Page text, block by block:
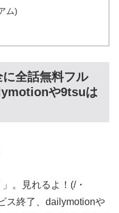
ム)
に全話無料フル
や9tsuは
。見れるよ！(/・
ス終了、dailymotionや